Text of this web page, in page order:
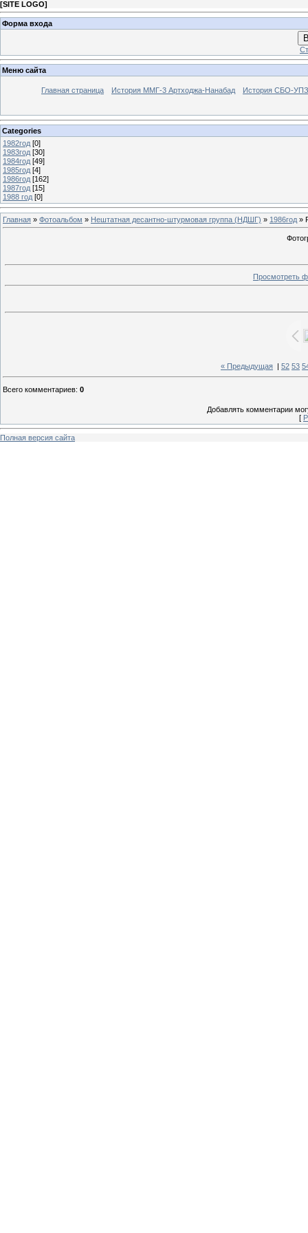
[SITE LOGO]
Форма входа
Меню сайта
Главная страница История ММГ-3 Артходжа-Нанабад История СБО-УПЗ
Categories
1982год [0]
1983год [30]
1984год [49]
1985год [4]
1986год [162]
1987год [15]
1988 год [0]
Главная » Фотоальбом » Нештатная десантно-штурмовая группа (НДШГ) » 1986год »
Просмотреть
« Предыдущая 52 53
Всего комментариев: 0
Добавлять комментарии
[
Полная версия сайта